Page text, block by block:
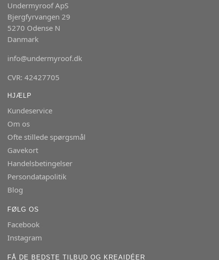
Undermyroof ApS
Bjergfyrvangen 29
5270 Odense N
Danmark
info@undermyroof.dk
CVR: 42427705
HJÆLP
Kundeservice
Om os
Ofte stillede spørgsmål
Gavekort
Handelsbetingelser
Persondatapolitik
Blog
FØLG OS
Facebook
Instagram
FÅ DE BEDSTE TILBUD OG KREAIDÉER